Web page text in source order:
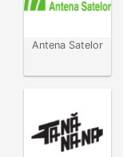
Antena Satelor